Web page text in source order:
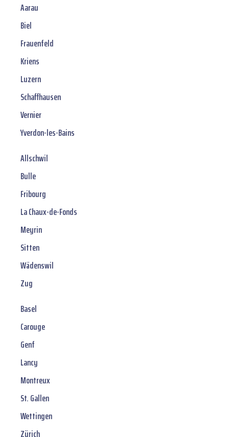
Aarau
Biel
Frauenfeld
Kriens
Luzern
Schaffhausen
Vernier
Yverdon-les-Bains
Allschwil
Bulle
Fribourg
La Chaux-de-Fonds
Meyrin
Sitten
Wädenswil
Zug
Basel
Carouge
Genf
Lancy
Montreux
St. Gallen
Wettingen